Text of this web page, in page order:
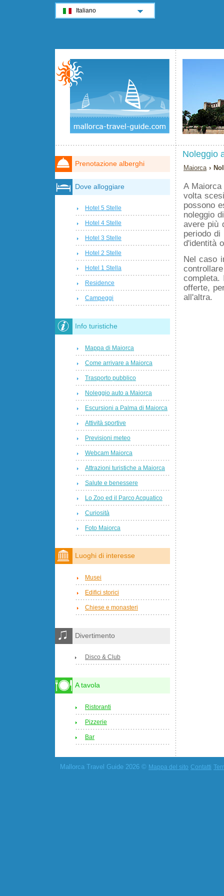
Noleggio
Maiorca ›
A
volta
possono
noleggio
avere più
periodo
d'identità
Nel caso
completa.
offerte,
all'altra.
Prenotazione alberghi
Dove alloggiare
Hotel 5 Stelle
Hotel 4 Stelle
Hotel 3 Stelle
Hotel 2 Stelle
Hotel 1 Stella
Residence
Campeggi
Info turistiche
Mappa di Maiorca
Come arrivare a Maiorca
Trasporto pubblico
Noleggio auto a Maiorca
Escursioni a Palma di Maiorca
Attività sportive
Previsioni meteo
Webcam Maiorca
Attrazioni turistiche a Maiorca
Salute e benessere
Lo Zoo ed il Parco Acquatico
Curiosità
Foto Maiorca
Luoghi di interesse
Musei
Edifici storici
Chiese e monasteri
Divertimento
Disco & Club
A tavola
Ristoranti
Pizzerie
Bar
Mallorca Travel Guide 2026 © Mappa del sito Contatti
Italiano